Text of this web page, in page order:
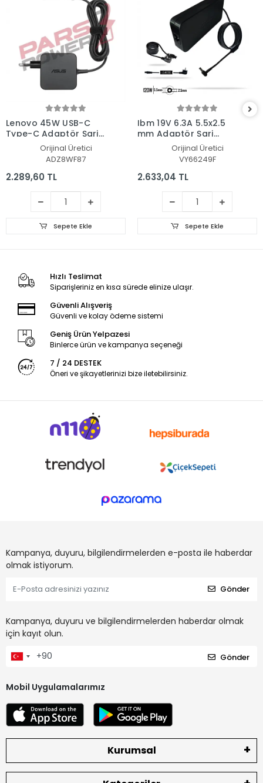
Lenovo 45W USB-C
Type-C Adaptör Şarj
Aleti-CihazıOrijinal Üretici
ADZ8WF87
2.289,60 TL
Sepete Ekle
Ibm 19V 6.3A 5.5x2.5
mm Adaptör Şarj
Aleti-CihazıOrijinal Üretici
VY66249F
2.633,04 TL
Sepete Ekle
Hızlı Teslimat
Siparişleriniz en kısa sürede elinize ulaşır.
Güvenli Alışveriş
Güvenli ve kolay ödeme sistemi
Geniş Ürün Yelpazesi
Binlerce ürün ve kampanya seçeneği
7 / 24 DESTEK
Öneri ve şikayetlerinizi bize iletebilirsiniz.
Kampanya, duyuru, bilgilendirmelerden e-posta ile haberdar
olmak istiyorum.
Gönder
Kampanya, duyuru ve bilgilendirmelerden haberdar olmak
için kayıt olun.
Gönder
Mobil Uygulamalarımız
Kurumsal